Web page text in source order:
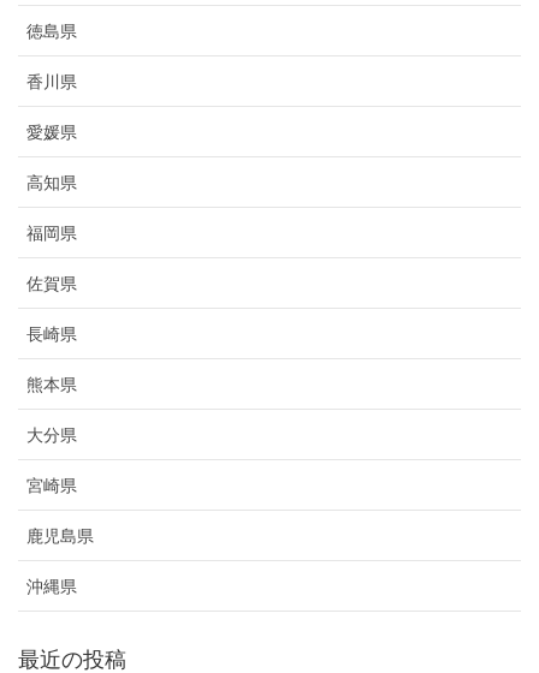
徳島県
香川県
愛媛県
高知県
福岡県
佐賀県
長崎県
熊本県
大分県
宮崎県
鹿児島県
沖縄県
最近の投稿